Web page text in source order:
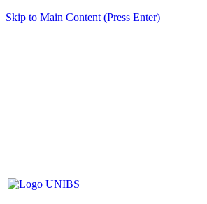
Skip to Main Content (Press Enter)